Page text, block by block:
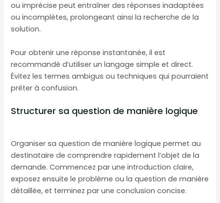
ou imprécise peut entraîner des réponses inadaptées
ou incomplètes, prolongeant ainsi la recherche de la
solution.
Pour obtenir une réponse instantanée, il est
recommandé d’utiliser un langage simple et direct.
Évitez les termes ambigus ou techniques qui pourraient
prêter à confusion.
Structurer sa question de manière logique
Organiser sa question de manière logique permet au
destinataire de comprendre rapidement l’objet de la
demande. Commencez par une introduction claire,
exposez ensuite le problème ou la question de manière
détaillée, et terminez par une conclusion concise.